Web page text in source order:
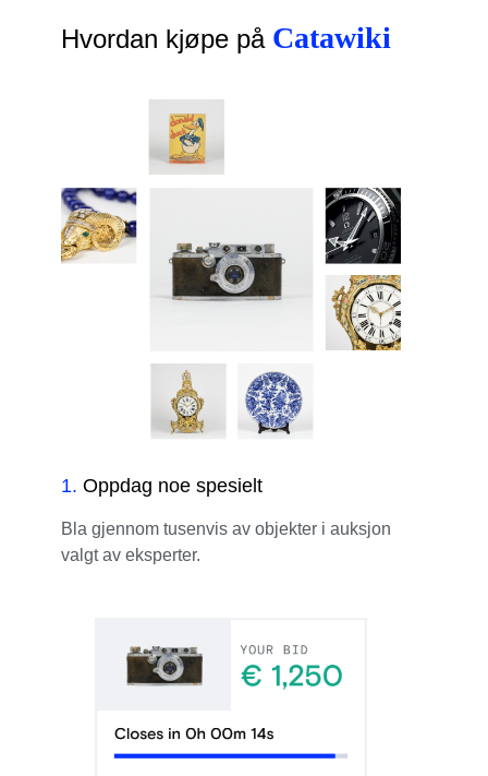
Hvordan kjøpe på Catawiki
1. Oppdag noe spesielt
Bla gjennom tusenvis av objekter i auksjon
valgt av eksperter.